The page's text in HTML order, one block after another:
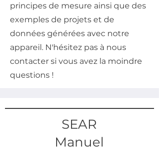
principes de mesure ainsi que des
exemples de projets et de
données générées avec notre
appareil. N'hésitez pas à nous
contacter si vous avez la moindre
questions !
SEAR
Manuel